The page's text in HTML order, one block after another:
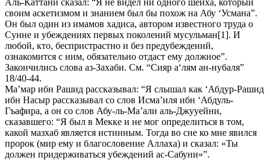
своим аскетизмом и знанием был бы похож на Абу ‘Усмана”.
Он был один из имамов хадиса, автором известного труда о
Сунне и убеждениях первых поколений мусульман[1]. И
любой, кто, беспристрастно и без предубеждений,
ознакомится с ним, обязательно отдаст ему должное”.
Закончились слова аз-Захаби. См. “Сияр а‘лям ан-нубаля”
18/40-44.
Ма’мар ибн Рашид рассказывал: “Я слышал как ‘Абдур-Рашид
ибн Насыр рассказывал со слов Исма’иля ибн ‘Абдуль-
Гъафира, а он со слов Абу-ль-Ма’али аль-Джууейни,
сказавшего: “Я был в Мекке и не мог определиться в том,
какой мазхаб является истинным. Тогда во сне ко мне явился
пророк (мир ему и благословение Аллаха) и сказал: «Ты
должен придерживаться убеждений ас-Сабуни»”.